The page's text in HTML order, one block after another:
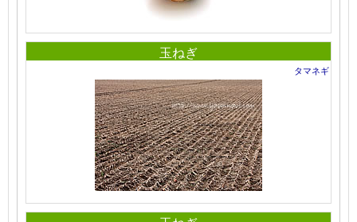
玉ねぎ
タマネギ